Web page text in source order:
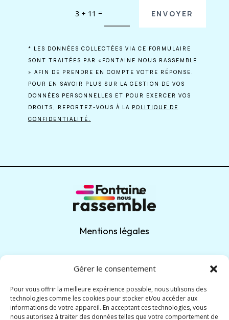
Gérer le consentement
Pour vous offrir la meilleure expérience possible, nous utilisons des
technologies comme les cookies pour stocker et/ou accéder aux
informations de votre appareil. En acceptant ces technologies, vous
nous autorisez à traiter des données telles que votre comportement de
3 + 11 = ENVOYER
* LES DONNÉES COLLECTÉES VIA CE FORMULAIRE
SONT TRAITÉES PAR «FONTAINE NOUS RASSEMBLE
» AFIN DE PRENDRE EN COMPTE VOTRE RÉPONSE.
POUR EN SAVOIR PLUS SUR LA GESTION DE VOS
DONNÉES PERSONNELLES ET POUR EXERCER VOS
DROITS, REPORTEZ-VOUS À LA POLITIQUE DE
CONFIDENTIALITÉ.
Mentions légales